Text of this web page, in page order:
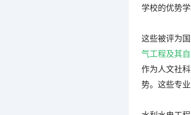
学校的优势
这些被评为
气工程及其
作为人文社
势。这些专